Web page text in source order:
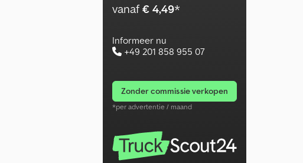
vanaf€ 4,49*
Informeer nu
+49 201 858 955 07
zonder commissie verkopen
*per advertentie / maand